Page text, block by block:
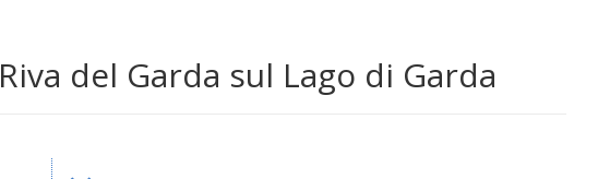
del Garda sul Lago di Garda